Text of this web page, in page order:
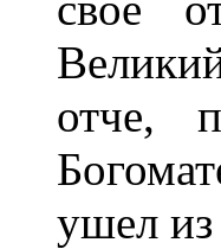
отче,
ушел из